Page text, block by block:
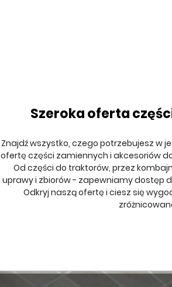
Szeroka oferta
Znajdź wszystko, czego potrzebujesz w
ofertę części zamiennych i akcesoriów
Od części do traktorów, przez
uprawy i zbiorów - zapewniamy dostęp
Odkryj naszą ofertę i ciesz się